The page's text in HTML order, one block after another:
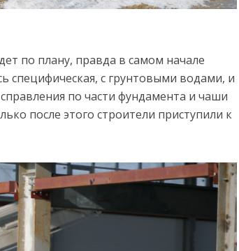
по плану, правда в самом начале
специфическая, с грунтовыми водами, и
по части фундамента и чаши
после этого строители приступили к